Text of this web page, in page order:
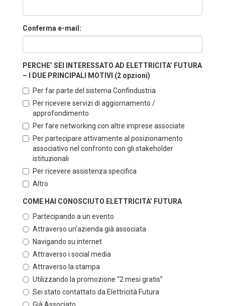
Conferma e-mail:
PERCHE’ SEI INTERESSATO AD ELETTRICITA’ FUTURA
– I DUE PRINCIPALI MOTIVI (2 opzioni)
Per far parte del sistema Confindustria
Per ricevere servizi di aggiornamento /
approfondimento
Per fare networking con altre imprese associate
Per partecipare attivamente al posizionamento
associativo nel confronto con gli stakeholder
istituzionali
Per ricevere assistenza specifica
Altro
COME HAI CONOSCIUTO ELETTRICITA’ FUTURA
Partecipando a un evento
Attraverso un’azienda già associata
Navigando su internet
Attraverso i social media
Attraverso la stampa
Utilizzando la promozione “2 mesi gratis”
Sei stato contattato da Elettricità Futura